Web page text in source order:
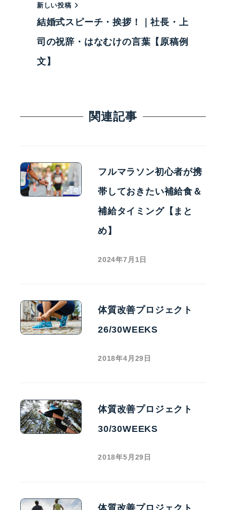
新しい投稿
結婚式スピーチ・挨拶！｜社長・上
司の祝辞・はなむけの言葉【原稿例
文】
関連記事
フルマラソン初心者が携
帯しておきたい補給食＆
補給タイミング【まと
め】
2024年7月1日
体質改善プロジェクト
26/30WEEKS
2018年4月29日
体質改善プロジェクト
30/30WEEKS
2018年5月29日